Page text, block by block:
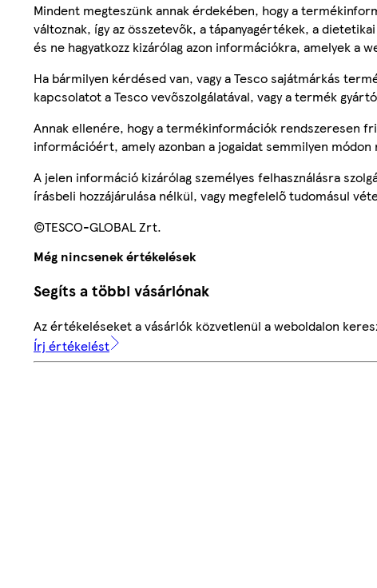
Mindent megteszünk annak érdekében, hogy a
változnak, így az összetevők, a tápanyagértékek, a
és ne hagyatkozz kizárólag azon információkra, amelyek a
Ha bármilyen kérdésed van, vagy a Tesco sajátmárkás
kapcsolatot a Tesco vevőszolgálatával, vagy a termék
Annak ellenére, hogy a termékinformációk rendszeresen
információért, amely azonban a jogaidat semmilyen
A jelen információ kizárólag személyes felhasználásra
írásbeli hozzájárulása nélkül, vagy megfelelő tudomásul
©TESCO-GLOBAL Zrt.
Még nincsenek értékelések
Segíts a többi vásárlónak
Az értékeléseket a vásárlók közvetlenül a weboldalon
Írj értékelést